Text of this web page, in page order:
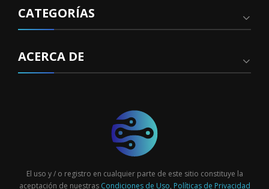
CATEGORÍAS
ACERCA DE
El uso y / o registro en cualquier parte de este sitio constituye la
aceptación de nuestras Condiciones de Uso, Políticas de Privacidad